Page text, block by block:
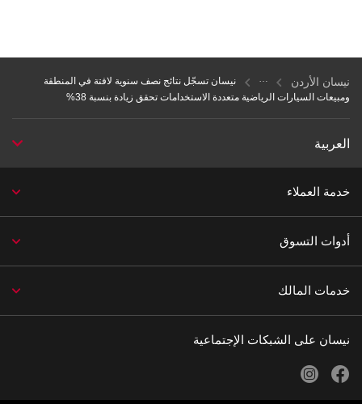
نيسان الأردن
نيسان تسجّل نتائج نصف سنوية لافتة في المنطقة
ومبيعات السيارات الرياضية متعددة الاستخدامات تحقق زيادة بنسبة 38%
العربية
G
E
ع
خدمة العملاء
G
E
أدوات التسوق
G
خدمات المالك
نيسان على الشبكات الإجتماعية
facebook